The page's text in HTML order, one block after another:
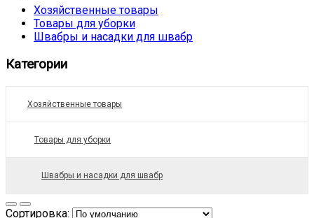
Хозяйственные товары
Товары для уборки
Швабры и насадки для швабр
Категории
Хозяйственные товары
Товары для уборки
Швабры и насадки для швабр
Сортировка: